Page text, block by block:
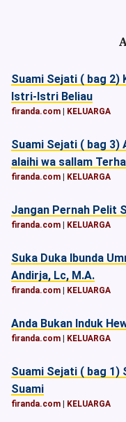
Suami Sejati ( bag 2)
Istri-Istri Beliau
firanda.com KELUARGA
Suami Sejati ( bag 3)
alaihi wa sallam
firanda.com KELUARGA
Jangan Pernah Pelit
firanda.com KELUARGA
Suka Duka Ibunda
Andirja, Lc, M.A.
firanda.com KELUARGA
Anda Bukan Induk
firanda.com KELUARGA
Suami Sejati ( bag 1)
Suami
firanda.com KELUARGA